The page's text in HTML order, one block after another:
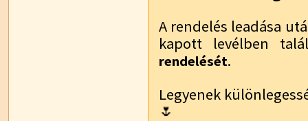
A rendelés leadása
kapott levélben
rendelését.
Legyenek
🌷